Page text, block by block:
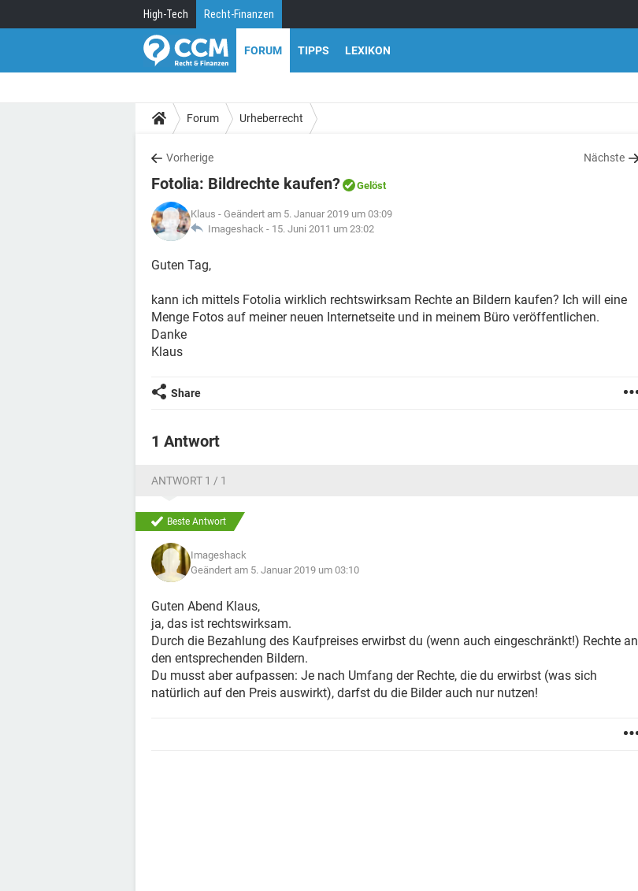
High-Tech Recht-Finanzen
FORUM TIPPS LEXIKON
Forum Urheberrecht
Vorherige Nächste
Fotolia: Bildrechte kaufen? Gelöst
Klaus - Geändert am 5. Januar 2019 um 03:09
Imageshack - 15. Juni 2011 um 23:02
Guten Tag,
kann ich mittels Fotolia wirklich rechtswirksam Rechte an Bildern kaufen? Ich will eine
Menge Fotos auf meiner neuen Internetseite und in meinem Büro veröffentlichen.
Danke
Klaus
Share
1 Antwort
ANTWORT 1 / 1
Beste Antwort
Imageshack
Geändert am 5. Januar 2019 um 03:10
Guten Abend Klaus,
ja, das ist rechtswirksam.
Durch die Bezahlung des Kaufpreises erwirbst du (wenn auch eingeschränkt!) Rechte an
den entsprechenden Bildern.
Du musst aber aufpassen: Je nach Umfang der Rechte, die du erwirbst (was sich
natürlich auf den Preis auswirkt), darfst du die Bilder auch nur nutzen!